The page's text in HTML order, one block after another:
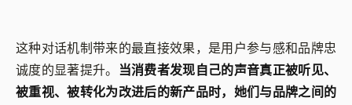
这种对话机制带来的最直接效果，是用户参与感和品牌忠
诚度的显著提升。 当消费者发现自己的声音真正被听见、
被重视、被转化为改进后的新产品时，她们与品牌之间的